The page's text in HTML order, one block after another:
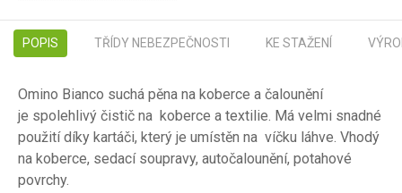
POPIS TŘÍDY NEBEZPEČNOSTI KE STAŽENÍ
Omino Bianco suchá pěna na koberce a čalounění
je spolehlivý čistič na koberce a textilie. Má velmi snadné
použití díky kartáči, který je umístěn na víčku láhve. Vhodý
na koberce, sedací soupravy, autočalounění, potahové
povrchy.